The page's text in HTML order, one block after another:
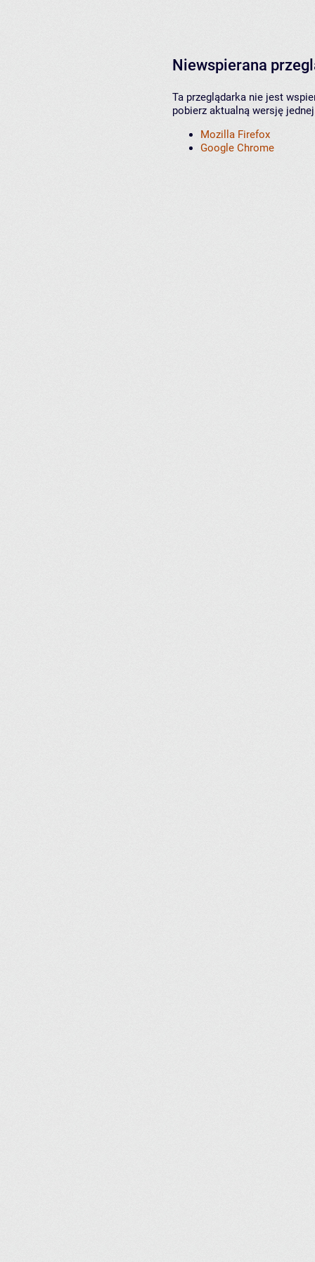
Niewspierana
Ta przeglądarka nie jest
pobierz aktualną wersję
Mozilla Firefox
Google Chrome